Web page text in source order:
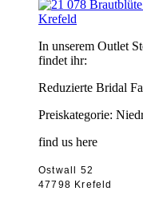
Krefeld
In unserem Outlet
findet ihr:
Reduzierte Bridal
Preiskategorie:
find us here
Ostwall 52
47798 Krefeld